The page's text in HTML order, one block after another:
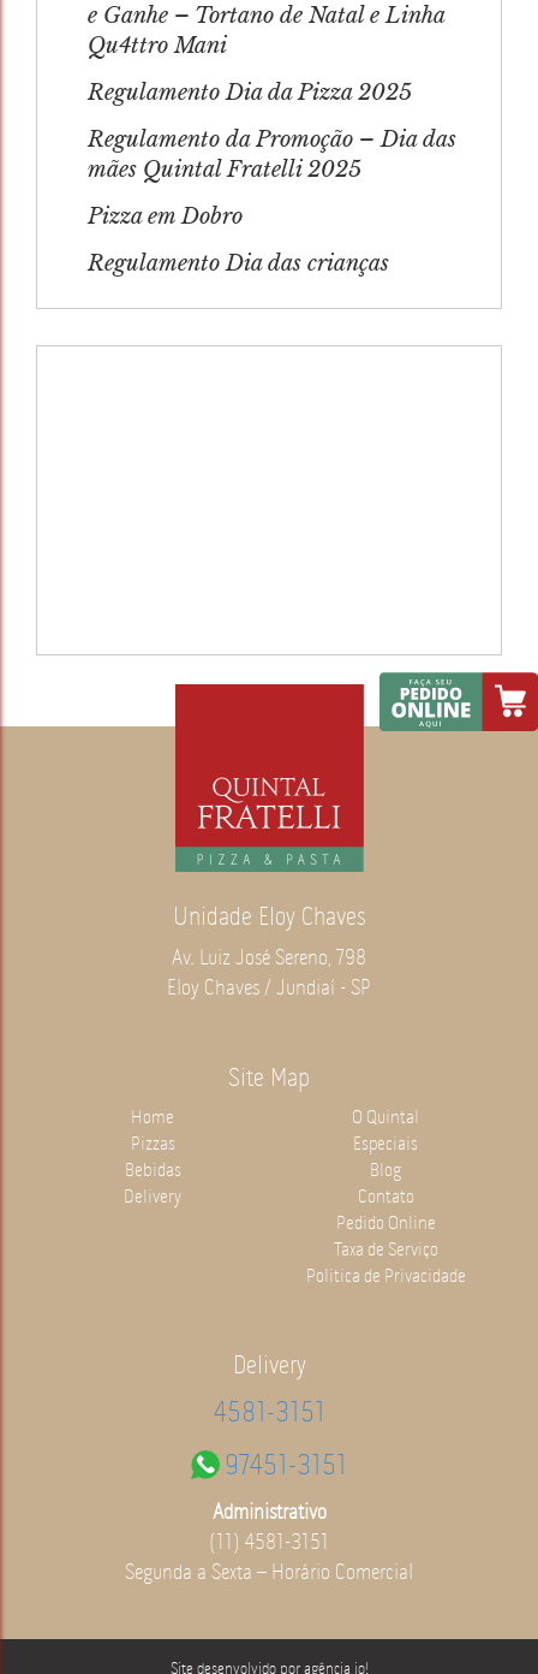
e Ganhe – Tortano de Natal e Linha
Qu4ttro Mani
Regulamento Dia da Pizza 2025
Regulamento da Promoção – Dia das
mães Quintal Fratelli 2025
Pizza em Dobro
Regulamento Dia das crianças
Unidade Eloy Chaves
Av. Luiz José Sereno, 798
Eloy Chaves / Jundiaí - SP
Site Map
Home
Pizzas
Bebidas
Delivery
O Quintal
Especiais
Blog
Contato
Pedido Online
Taxa de Serviço
Politica de Privacidade
Delivery
4581-3151
97451-3151
Administrativo
(11) 4581-3151
Segunda a Sexta – Horário Comercial
Site desenvolvido poragência io!